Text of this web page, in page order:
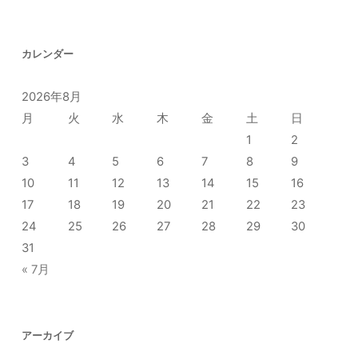
カレンダー
2026年8月
月
火 水 木 金 土
日
1
2
3
4 5 6 7 8
9
10
11 12 13 14 15
16
17
18 19 20 21 22
23
24
25 26 27 28 29
30
31
« 7月
アーカイブ